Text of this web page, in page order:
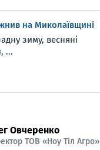
на Миколаївщині
зиму, весняні
...
Овчеренко
ТОВ «Ноу Тіл Агро»